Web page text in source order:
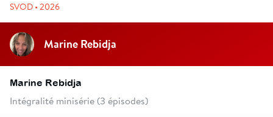
SVOD • 2026
Marine Rebidja
Marine Rebidja
Intégralité minisérie (3 épisodes)